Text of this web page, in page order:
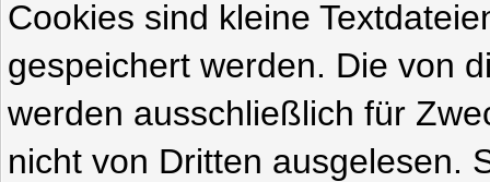
Cookies sind kleine
gespeichert werden. Die von
werden ausschließlich für
nicht von Dritten ausgelesen.